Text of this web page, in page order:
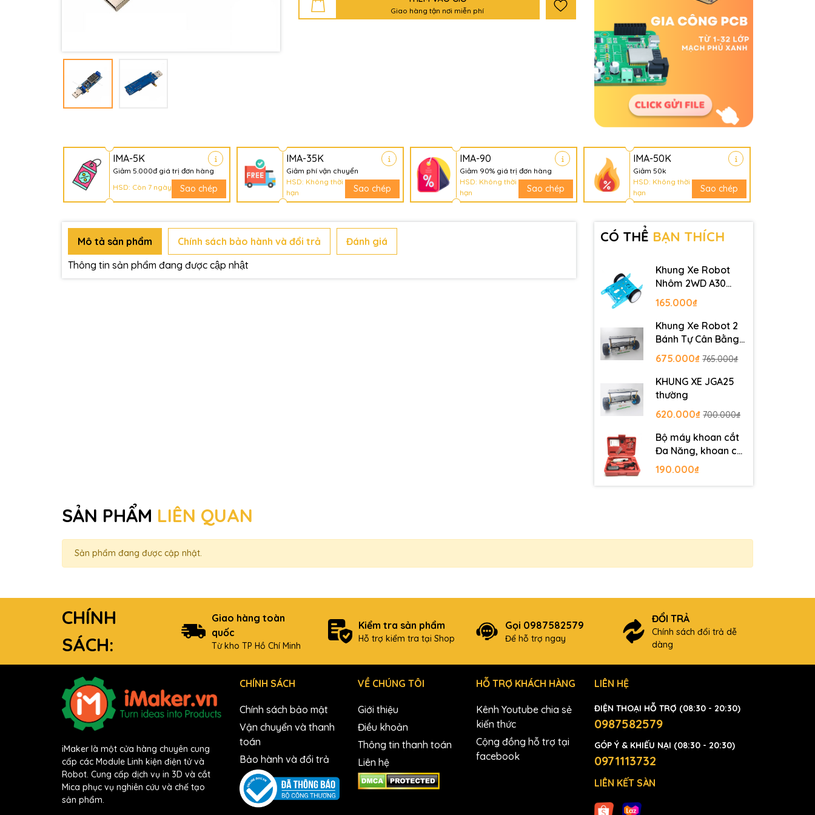
Giao hàng tận nơi miễn phí
IMA-5K
Giảm 5.000đ giá trị đơn hàng
HSD: Còn 7 ngày
Sao chép
IMA-35K
Giảm phí vận chuyển
HSD: Không thời
hạn
Sao chép
IMA-90
Giảm 90% giá trị đơn hàng
HSD: Không thời
hạn
Sao chép
IMA-50K
Giảm 50k
HSD: Không thời
hạn
Sao chép
Mô tả sản phẩm Chính sách bảo hành và đổi trả
Đánh giá
Thông tin sản phẩm đang được cập nhật
CÓ THỂ BẠN THÍCH
Khung Xe Robot
Nhôm 2WD A30
Metal Robot
Chassis
165.000₫
Khung Xe Robot 2
Bánh Tự Cân Bằng
JGB37-520
675.000₫ 765.000₫
KHUNG XE JGA25
thường
620.000₫ 700.000₫
Bộ máy khoan cắt
Đa Năng, khoan cắt
PCB, khoan mạch
190.000₫
SẢN PHẨM LIÊN QUAN
Sản phẩm đang được cập nhật.
CHÍNH
SÁCH:
Giao hàng toàn
quốc
Từ kho TP Hồ Chí Minh
Kiểm tra sản phẩm
Hỗ trợ kiểm tra tại Shop
Gọi 0987582579
Để hỗ trợ ngay
ĐỔI TRẢ
Chính sách đổi trả dễ
dàng
iMaker là một cửa hàng chuyên cung
cấp các Module Linh kiện điện tử và
Robot. Cung cấp dịch vụ in 3D và cắt
Mica phục vụ nghiên cứu và chế tạo
sản phẩm.
CHÍNH SÁCH
Chính sách bảo mật
Vận chuyển và thanh
toán
Bảo hành và đổi trả
VỀ CHÚNG TÔI
Giới thiệu
Điều khoản
Thông tin thanh toán
Liên hệ
HỖ TRỢ KHÁCH HÀNG
Kênh Youtube chia sẻ
kiến thức
Cộng đồng hỗ trợ tại
facebook
LIÊN HỆ
ĐIỆN THOẠI HỖ TRỢ (08:30 - 20:30)
0987582579
GÓP Ý & KHIẾU NẠI (08:30 - 20:30)
0971113732
LIÊN KẾT SÀN